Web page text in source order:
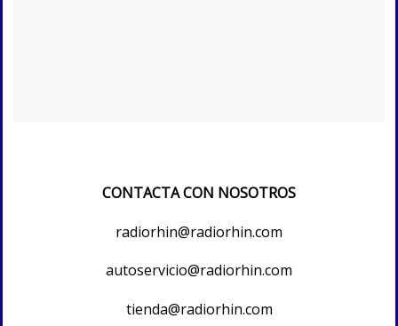
CONTACTA CON NOSOTROS
radiorhin@radiorhin.com
autoservicio@radiorhin.com
tienda@radiorhin.com